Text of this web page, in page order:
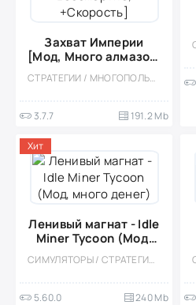
Захват Империи
[Мод, Много алмазов,
Бессмертие,
+Скорость]
СТРАТЕГИИ / МНОГОПОЛЬЗОВАТЕЛЬСКАЯ / СОРЕВНОВАТЕЛЬНАЯ / ОДНОПОЛЬЗОВАТЕЛЬСКИЕ / СТИЛИЗАЦИЯ / ОФЛАЙН / МОД / ВИД СВЕРХУ
3.7.7 191.2 Mb
Ленивый магнат - Idle
Miner Tycoon (Мод,
много денег)
СИМУЛЯТОРЫ / СТРАТЕГИИ / МОД / ЭКОНОМИЧЕСКАЯ СТРАТЕГИЯ / КАЗУАЛЬНЫЕ / ОДНОПОЛЬЗОВАТЕЛЬСКИЕ / ОФЛАЙН / УПРАВЛЕНИЕ / СТИЛИЗАЦИЯ / ВСТРОЕННЫЙ КЕШ
5.60.0 240 Mb
Хит